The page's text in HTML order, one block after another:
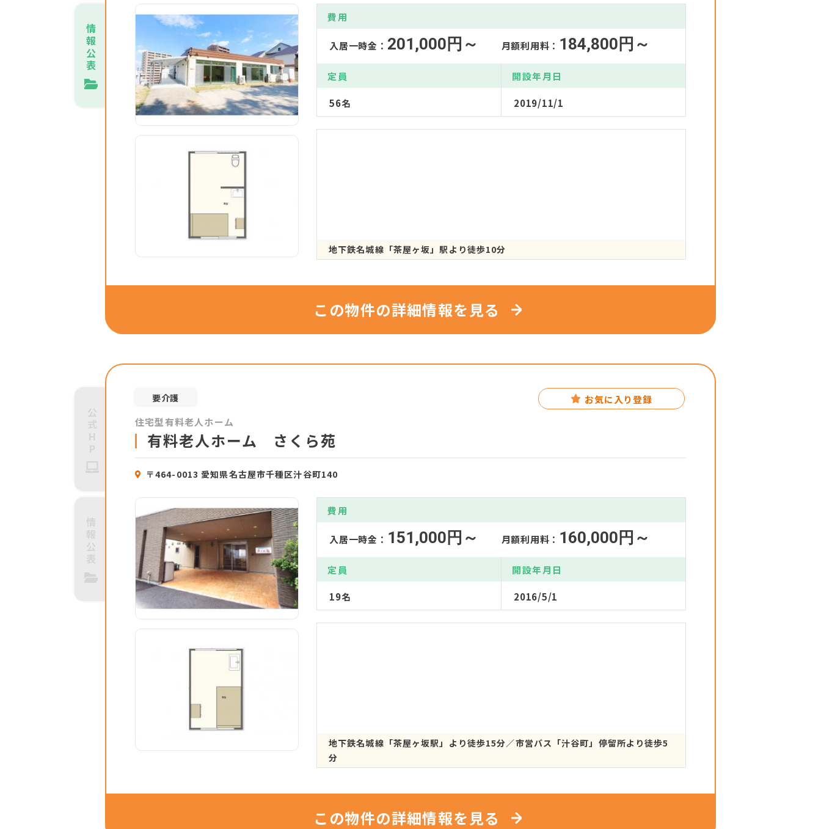
情
報
公
表
費用
入居一時金： 201,000円～ 月額利用料： 184,800円～
定員 開設年月日
56名 2019/11/1
地下鉄名城線「茶屋ヶ坂」駅より徒歩10分
この物件の詳細情報を見る
要介護
住宅型有料老人ホーム
有料老人ホーム さくら苑
〒464-0013 愛知県名古屋市千種区汁谷町140
費用
入居一時金： 151,000円～ 月額利用料： 160,000円～
定員 開設年月日
19名 2016/5/1
地下鉄名城線「茶屋ヶ坂駅」より徒歩15分／市営バス「汁谷町」停留所より徒歩5
分
お気に入り登録
この物件の詳細情報を見る